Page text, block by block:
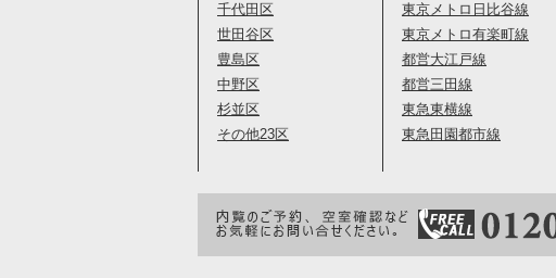
千代田区
世田谷区
豊島区
中野区
杉並区
その他23区
東京メトロ日比谷線
東京メトロ有楽町線
都営大江戸線
都営三田線
東急東横線
東急田園都市線